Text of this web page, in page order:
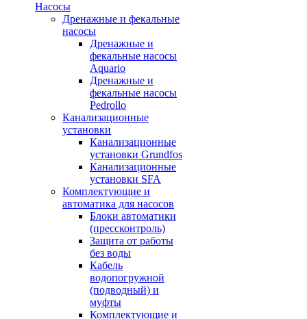
Насосы
Дренажные и фекальные
насосы
Дренажные и
фекальные насосы
Aquario
Дренажные и
фекальные насосы
Pedrollo
Канализационные
установки
Канализационные
установки Grundfos
Канализационные
установки SFA
Комплектующие и
автоматика для насосов
Блоки автоматики
(прессконтроль)
Защита от работы
без воды
Кабель
водопогружной
(подводный) и
муфты
Комплектующие и